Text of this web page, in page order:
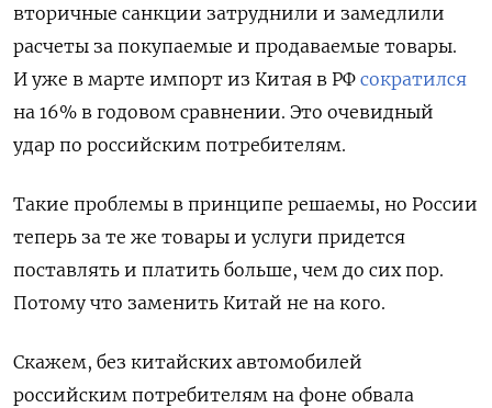
вторичные санкции затруднили и замедлили
расчеты за покупаемые и продаваемые товары.
И уже в марте импорт из Китая в РФ сократился
на 16% в годовом сравнении. Это очевидный
удар по российским потребителям.
Такие проблемы в принципе решаемы, но России
теперь за те же товары и услуги придется
поставлять и платить больше, чем до сих пор.
Потому что заменить Китай не на кого.
Скажем, без китайских автомобилей
российским потребителям на фоне обвала